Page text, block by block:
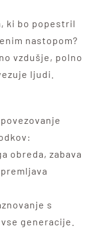
ki bo popestril
nastopom?
vzdušje, polno
ljudi.
obreda, zabava
s
generacije.